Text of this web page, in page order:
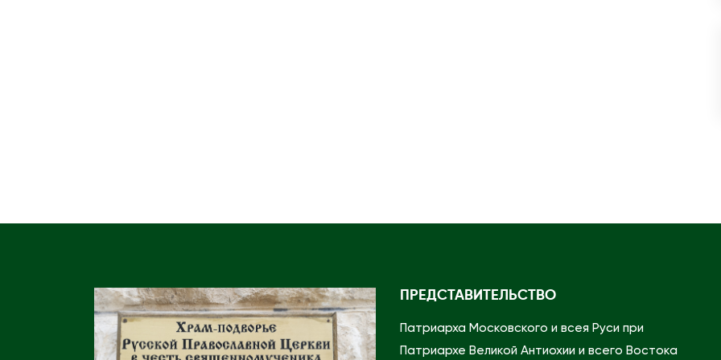
н
а
т
о
ПРЕДСТАВИТЕЛЬСТВО
Патриарха Московского и всея Руси при
Патриархе Великой Антиохии и всего Востока